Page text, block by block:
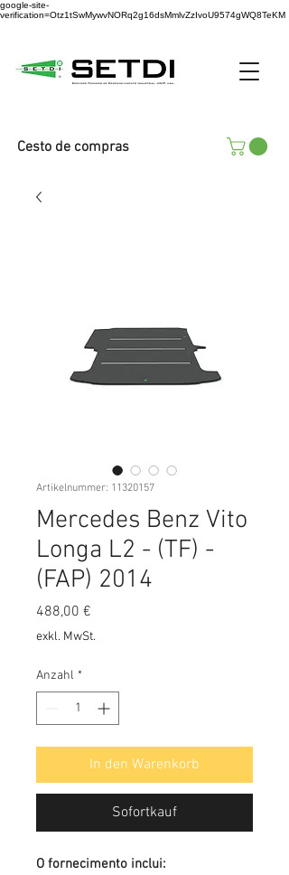
google-site-
verification=Otz1tSwMywvNORq2g16dsMmlvZzIvoU9574gWQ8TeKM
Cesto de compras
Artikelnummer: 11320157
Mercedes Benz Vito
Longa L2 - (TF) -
(FAP) 2014
488,00 €
exkl. MwSt.
Anzahl *
In den Warenkorb
Sofortkauf
O fornecimento inclui: